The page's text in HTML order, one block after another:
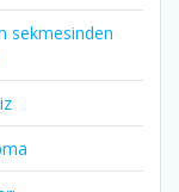
sekmesinden